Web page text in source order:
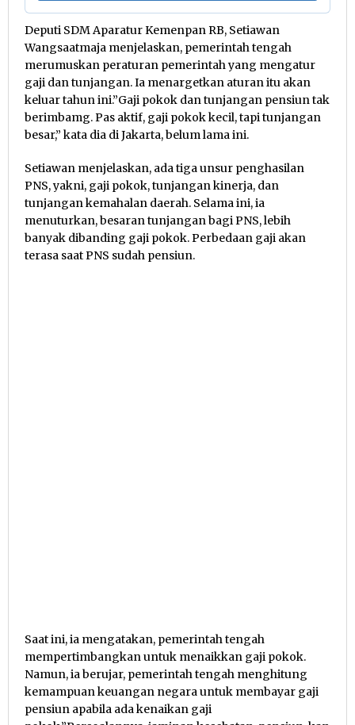
Deputi SDM Aparatur Kemenpan RB, Setiawan
Wangsaatmaja menjelaskan, pemerintah tengah
merumuskan peraturan pemerintah yang mengatur
gaji dan tunjangan. Ia menargetkan aturan itu akan
keluar tahun ini.”Gaji pokok dan tunjangan pensiun tak
berimbamg. Pas aktif, gaji pokok kecil, tapi tunjangan
besar,” kata dia di Jakarta, belum lama ini.
Setiawan menjelaskan, ada tiga unsur penghasilan
PNS, yakni, gaji pokok, tunjangan kinerja, dan
tunjangan kemahalan daerah. Selama ini, ia
menuturkan, besaran tunjangan bagi PNS, lebih
banyak dibanding gaji pokok. Perbedaan gaji akan
terasa saat PNS sudah pensiun.
Saat ini, ia mengatakan, pemerintah tengah
mempertimbangkan untuk menaikkan gaji pokok.
Namun, ia berujar, pemerintah tengah menghitung
kemampuan keuangan negara untuk membayar gaji
pensiun apabila ada kenaikan gaji